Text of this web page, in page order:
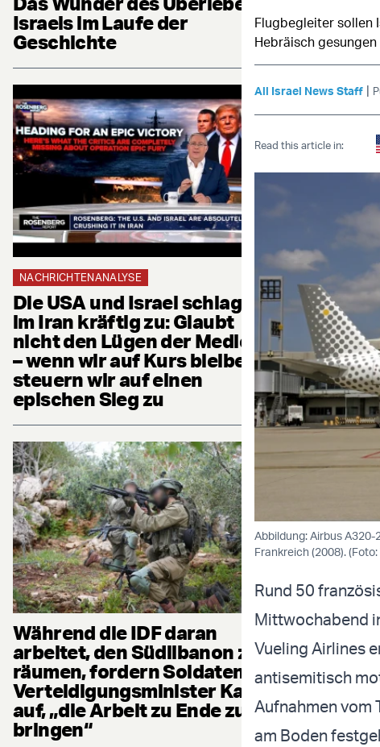
Israels im Laufe der
Geschichte
NACHRICHTENANALYSE
Die USA und Israel schlagen
im Iran kräftig zu: Glaubt
nicht den Lügen der Medien
– wenn wir auf Kurs bleiben,
steuern wir auf einen
epischen Sieg zu
Während die IDF daran
arbeitet, den Südlibanon zu
räumen, fordern Soldaten
Verteidigungsminister Katz
auf, „die Arbeit zu Ende zu
bringen“
Flugbegleiter sollen
Hebräisch
All Israel News Staff |
Read this article in:
Abbildung: Airbus
Frankreich (2008).
Rund 50
Mittwochabend
Vueling Airlines
antisemitisch
Aufnahmen vom
am Boden